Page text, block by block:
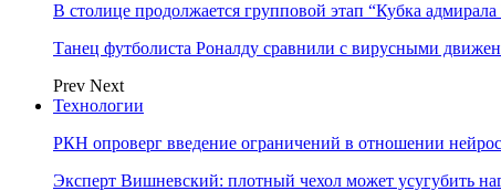
В столице продолжается групповой этап “Кубка
Танец футболиста Роналду сравнили с вирусными
Prev Next
Технологии
РКН опроверг введение ограничений в отношении
Эксперт Вишневский: плотный чехол может усугубить